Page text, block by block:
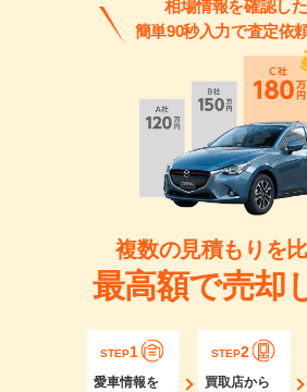
相場情報を確認し
簡単90秒入力で査定依
複数の見積もりを
最高額で売却
STEP1
愛車情報を
STEP2
買取店から